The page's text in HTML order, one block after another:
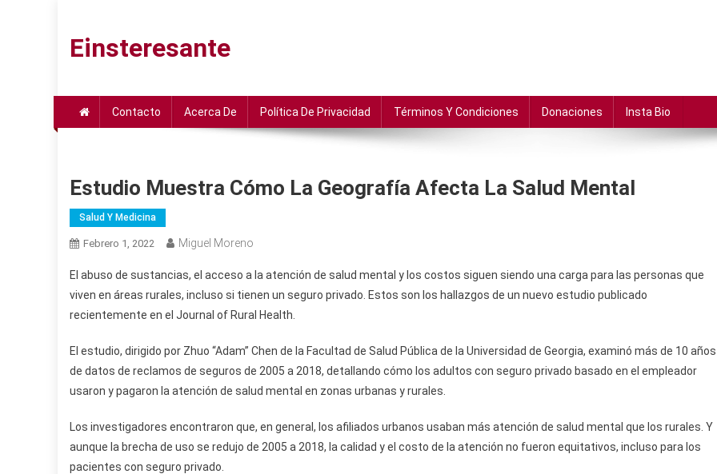
contenido
Einsteresante
Contacto Acerca De Política De Privacidad Términos Y Condiciones Donaciones Insta Bio
Estudio Muestra Cómo La Geografía Afecta La Salud Mental
Salud Y Medicina
Febrero 1, 2022 Miguel Moreno
El abuso de sustancias, el acceso a la atención de salud mental y los costos siguen siendo una carga para las personas que
viven en áreas rurales, incluso si tienen un seguro privado. Estos son los hallazgos de un nuevo estudio publicado
recientemente en el Journal of Rural Health.
El estudio, dirigido por Zhuo “Adam” Chen de la Facultad de Salud Pública de la Universidad de Georgia, examinó más de 10 años
de datos de reclamos de seguros de 2005 a 2018, detallando cómo los adultos con seguro privado basado en el empleador
usaron y pagaron la atención de salud mental en zonas urbanas y rurales.
Los investigadores encontraron que, en general, los afiliados urbanos usaban más atención de salud mental que los rurales. Y
aunque la brecha de uso se redujo de 2005 a 2018, la calidad y el costo de la atención no fueron equitativos, incluso para los
pacientes con seguro privado.